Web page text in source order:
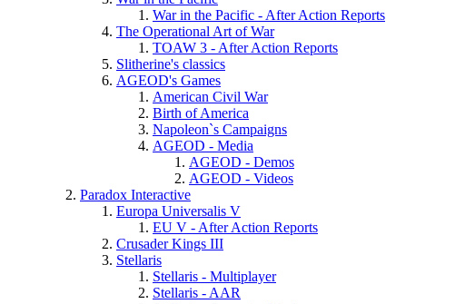
War in the Pacific - After Action Reports
The Operational Art of War
TOAW 3 - After Action Reports
Slitherine's classics
AGEOD's Games
American Civil War
Birth of America
Napoleon`s Campaigns
AGEOD - Media
AGEOD - Demos
AGEOD - Videos
Paradox Interactive
Europa Universalis V
EU V - After Action Reports
Crusader Kings III
Stellaris
Stellaris - Multiplayer
Stellaris - AAR